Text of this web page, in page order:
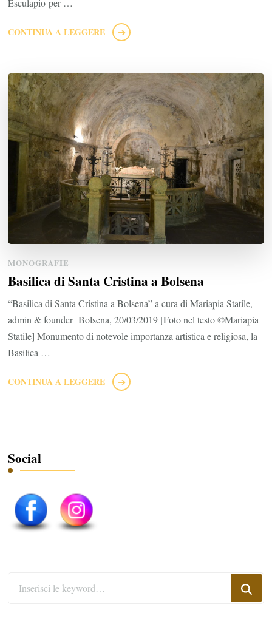
Esculapio per …
CONTINUA A LEGGERE
MONOGRAFIE
Basilica di Santa Cristina a Bolsena
“Basilica di Santa Cristina a Bolsena” a cura di Mariapia Statile,
admin & founder Bolsena, 20/03/2019 [Foto nel testo ©Mariapia
Statile] Monumento di notevole importanza artistica e religiosa, la
Basilica …
CONTINUA A LEGGERE
Social